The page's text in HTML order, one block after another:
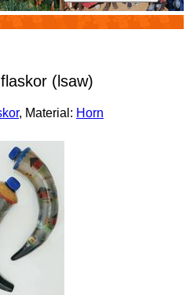
(lsaw)
, Material: Horn